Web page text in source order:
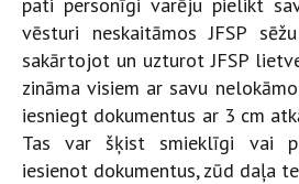
vēsturi neskaitāmos JFSP
sakārtojot un uzturot JFSP
zināma visiem ar savu
iesniegt dokumentus ar 3 cm
Tas var šķist smieklīgi vai
iesienot dokumentus, zūd daļa